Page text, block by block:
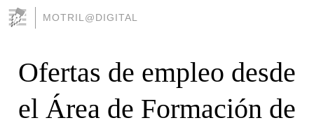
MOTRIL@DIGITAL
Ofertas de empleo desde
el Área de Formación de